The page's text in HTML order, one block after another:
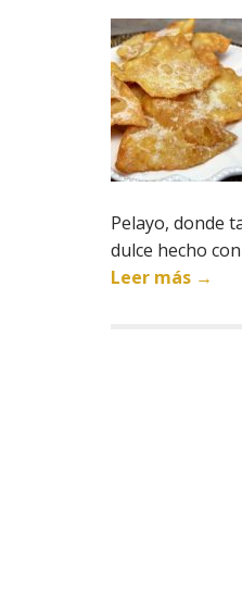
Pelayo, donde
dulce hecho
Leer más →